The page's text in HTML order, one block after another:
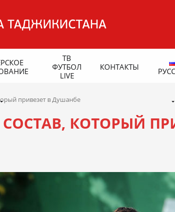
ТВ
ФУТБОЛ
LIVE
КОНТАКТЫ
привезет в Душанбе
КОТОРЫЙ